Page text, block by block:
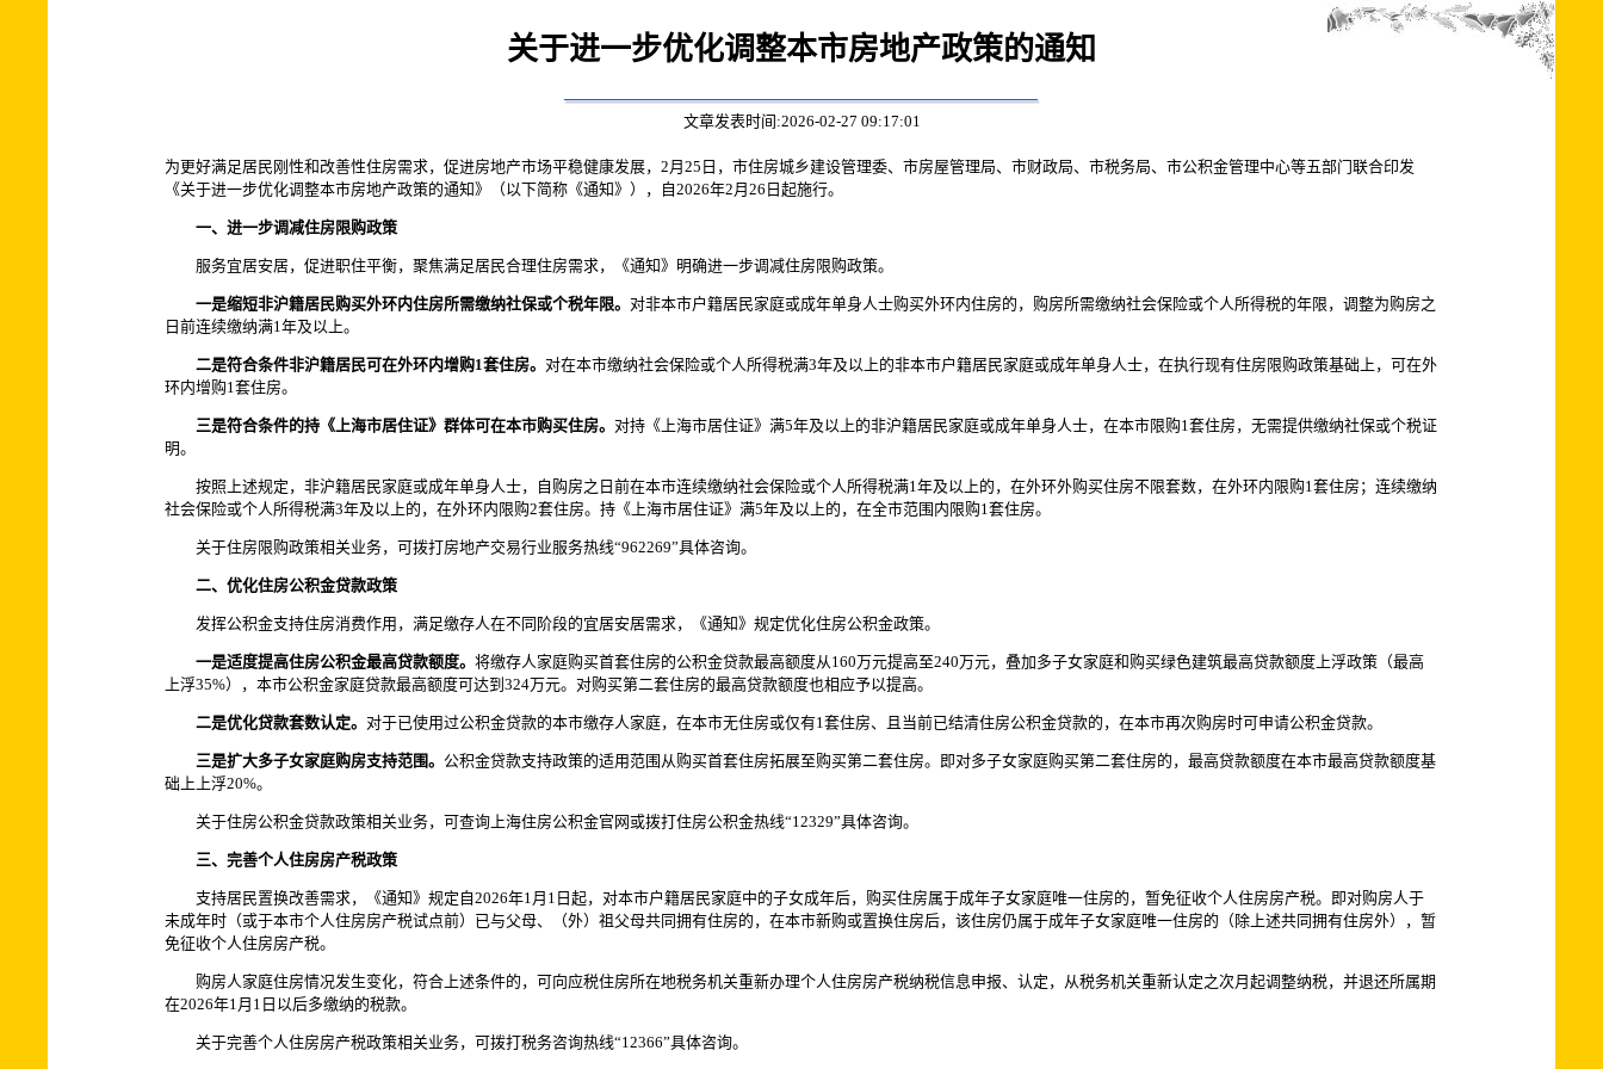
关于进一步优化调整本市房地产政策的通知
文章发表时间:2026-02-27 09:17:01
为更好满足居民刚性和改善性住房需求，促进房地产市场平稳健康发展，2月25日，市住房城乡建设管理委、市房屋管理局、市财政局、市税务局、市公积金管理中心等五部门联合印发
《关于进一步优化调整本市房地产政策的通知》（以下简称《通知》），自2026年2月26日起施行。
一、进一步调减住房限购政策
服务宜居安居，促进职住平衡，聚焦满足居民合理住房需求，《通知》明确进一步调减住房限购政策。
一是缩短非沪籍居民购买外环内住房所需缴纳社保或个税年限。 对非本市户籍居民家庭或成年单身人士购买外环内住房的，购房所需缴纳社会保险或个人所得税的年限，调整为购房之
日前连续缴纳满1年及以上。
二是符合条件非沪籍居民可在外环内增购1套住房。 对在本市缴纳社会保险或个人所得税满3年及以上的非本市户籍居民家庭或成年单身人士，在执行现有住房限购政策基础上，可在外
环内增购1套住房。
三是符合条件的持《上海市居住证》群体可在本市购买住房。 对持《上海市居住证》满5年及以上的非沪籍居民家庭或成年单身人士，在本市限购1套住房，无需提供缴纳社保或个税证
明。
按照上述规定，非沪籍居民家庭或成年单身人士，自购房之日前在本市连续缴纳社会保险或个人所得税满1年及以上的，在外环外购买住房不限套数，在外环内限购1套住房；连续缴纳
社会保险或个人所得税满3年及以上的，在外环内限购2套住房。持《上海市居住证》满5年及以上的，在全市范围内限购1套住房。
关于住房限购政策相关业务，可拨打房地产交易行业服务热线“962269”具体咨询。
二、优化住房公积金贷款政策
发挥公积金支持住房消费作用，满足缴存人在不同阶段的宜居安居需求，《通知》规定优化住房公积金政策。
一是适度提高住房公积金最高贷款额度。 将缴存人家庭购买首套住房的公积金贷款最高额度从160万元提高至240万元，叠加多子女家庭和购买绿色建筑最高贷款额度上浮政策（最高
上浮35%），本市公积金家庭贷款最高额度可达到324万元。对购买第二套住房的最高贷款额度也相应予以提高。
二是优化贷款套数认定。 对于已使用过公积金贷款的本市缴存人家庭，在本市无住房或仅有1套住房、且当前已结清住房公积金贷款的，在本市再次购房时可申请公积金贷款。
三是扩大多子女家庭购房支持范围。 公积金贷款支持政策的适用范围从购买首套住房拓展至购买第二套住房。即对多子女家庭购买第二套住房的，最高贷款额度在本市最高贷款额度基
础上上浮20%。
关于住房公积金贷款政策相关业务，可查询上海住房公积金官网或拨打住房公积金热线“12329”具体咨询。
三、完善个人住房房产税政策
支持居民置换改善需求，《通知》规定自2026年1月1日起，对本市户籍居民家庭中的子女成年后，购买住房属于成年子女家庭唯一住房的，暂免征收个人住房房产税。即对购房人于
未成年时（或于本市个人住房房产税试点前）已与父母、（外）祖父母共同拥有住房的，在本市新购或置换住房后，该住房仍属于成年子女家庭唯一住房的（除上述共同拥有住房外），暂
免征收个人住房房产税。
购房人家庭住房情况发生变化，符合上述条件的，可向应税住房所在地税务机关重新办理个人住房房产税纳税信息申报、认定，从税务机关重新认定之次月起调整纳税，并退还所属期
在2026年1月1日以后多缴纳的税款。
关于完善个人住房房产税政策相关业务，可拨打税务咨询热线“12366”具体咨询。